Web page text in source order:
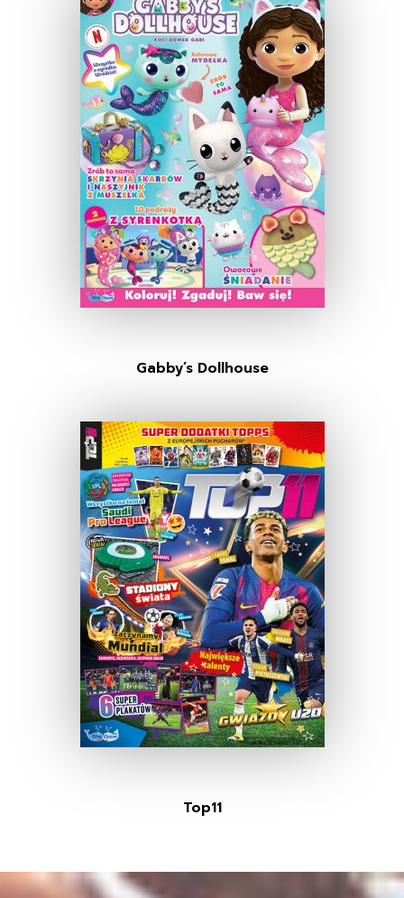
Gabby’s Dollhouse
Top11